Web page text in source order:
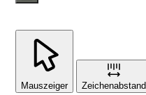
Mauszeiger Zeichenabstand